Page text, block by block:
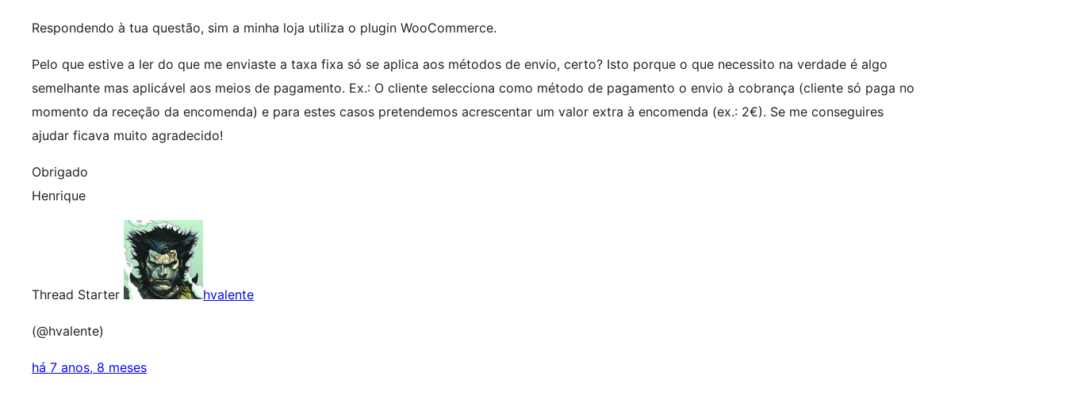
Respondendo à tua questão, sim a minha loja utiliza o plugin WooCommerce.
Pelo que estive a ler do que me enviaste a taxa fixa só se aplica aos métodos de envio, certo? Isto porque o que necessito na verdade é algo
semelhante mas aplicável aos meios de pagamento. Ex.: O cliente selecciona como método de pagamento o envio à cobrança (cliente só paga no
momento da receção da encomenda) e para estes casos pretendemos acrescentar um valor extra à encomenda (ex.: 2€). Se me conseguires
ajudar ficava muito agradecido!
Obrigado
Henrique
Thread Starter hvalente
(@hvalente)
há 7 anos, 8 meses